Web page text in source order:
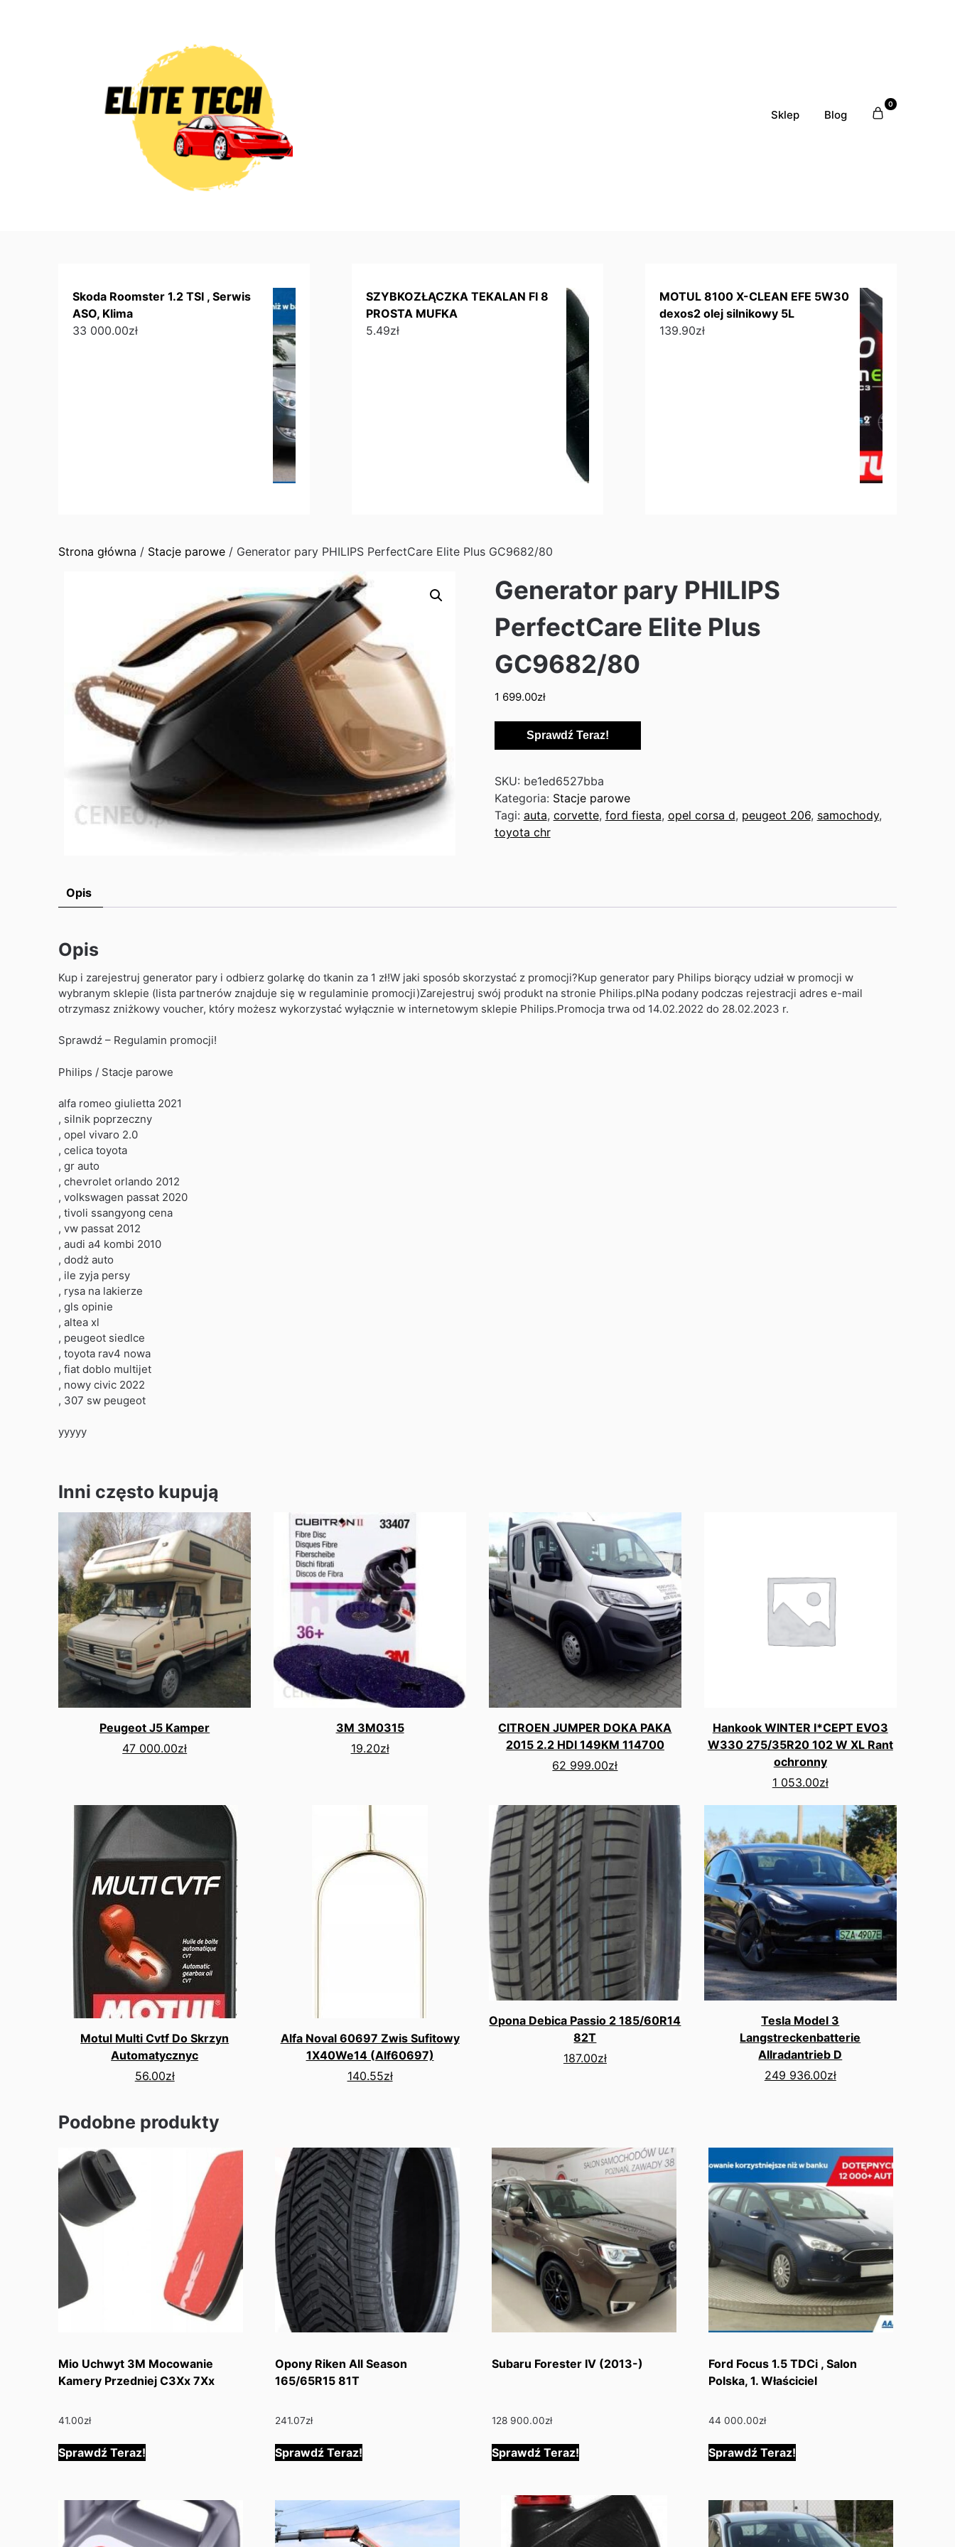
Sklep Blog
0
Skoda Roomster 1.2 TSI , Serwis
ASO, Klima
33 000.00zł
SZYBKOZŁĄCZKA TEKALAN FI 8
PROSTA MUFKA
5.49zł
MOTUL 8100 X-CLEAN EFE 5W30
dexos2 olej silnikowy 5L
139.90zł
Strona główna / Stacje parowe / Generator pary PHILIPS PerfectCare Elite Plus GC9682/80
Generator pary PHILIPS
PerfectCare Elite Plus
GC9682/80
1 699.00zł
Sprawdź Teraz!
SKU: be1ed6527bba
Kategoria: Stacje parowe
Tagi: auta, corvette, ford fiesta, opel corsa d, peugeot 206, samochody,
toyota chr
Opis
Opis
Kup i zarejestruj generator pary i odbierz golarkę do tkanin za 1 zł!W jaki sposób skorzystać z promocji?Kup generator pary Philips biorący udział w promocji w
wybranym sklepie (lista partnerów znajduje się w regulaminie promocji)Zarejestruj swój produkt na stronie Philips.plNa podany podczas rejestracji adres e-mail
otrzymasz zniżkowy voucher, który możesz wykorzystać wyłącznie w internetowym sklepie Philips.Promocja trwa od 14.02.2022 do 28.02.2023 r.
Sprawdź – Regulamin promocji!
Philips / Stacje parowe
alfa romeo giulietta 2021
, silnik poprzeczny
, opel vivaro 2.0
, celica toyota
, gr auto
, chevrolet orlando 2012
, volkswagen passat 2020
, tivoli ssangyong cena
, vw passat 2012
, audi a4 kombi 2010
, dodż auto
, ile zyja persy
, rysa na lakierze
, gls opinie
, altea xl
, peugeot siedlce
, toyota rav4 nowa
, fiat doblo multijet
, nowy civic 2022
, 307 sw peugeot
yyyyy
Inni często kupują
Peugeot J5 Kamper
47 000.00zł
3M 3M0315
19.20zł
CITROEN JUMPER DOKA PAKA
2015 2.2 HDI 149KM 114700
62 999.00zł
Hankook WINTER I*CEPT EVO3
W330 275/35R20 102 W XL Rant
ochronny
1 053.00zł
Motul Multi Cvtf Do Skrzyn
Automatycznyc
56.00zł
Alfa Noval 60697 Zwis Sufitowy
1X40We14 (Alf60697)
140.55zł
Opona Debica Passio 2 185/60R14
82T
187.00zł
Tesla Model 3
Langstreckenbatterie
Allradantrieb D
249 936.00zł
Podobne produkty
Mio Uchwyt 3M Mocowanie
Kamery Przedniej C3Xx 7Xx
41.00zł
Sprawdź Teraz!
Opony Riken All Season
165/65R15 81T
241.07zł
Sprawdź Teraz!
Subaru Forester IV (2013-)
128 900.00zł
Sprawdź Teraz!
Ford Focus 1.5 TDCi , Salon
Polska, 1. Właściciel
44 000.00zł
Sprawdź Teraz!